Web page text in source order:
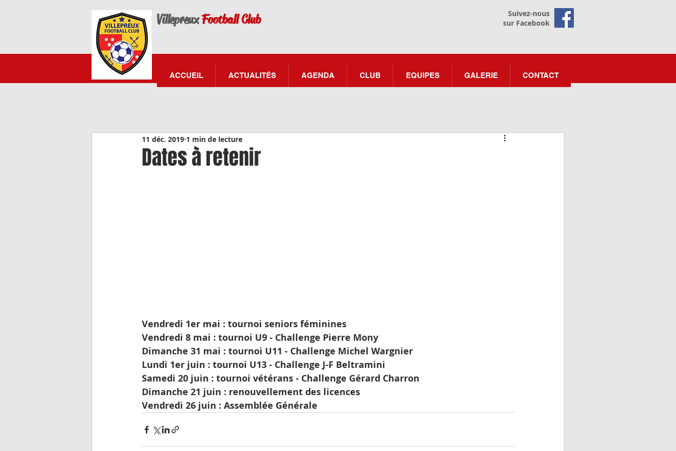
VillepreuxFootball Club
Suivez-nous
sur Facebook
ACCUEIL ACTUALITÉS AGENDA CLUB EQUIPES GALERIE CONTACT
Dates à retenir
11 déc. 2019 1 min de lecture
Vendredi 1er mai : tournoi seniors féminines
Vendredi 8 mai : tournoi U9 - Challenge Pierre Mony
Dimanche 31 mai : tournoi U11 - Challenge Michel Wargnier
Lundi 1er juin : tournoi U13 - Challenge J-F Beltramini
Samedi 20 juin : tournoi vétérans - Challenge Gérard Charron
Dimanche 21 juin : renouvellement des licences
Vendredi 26 juin : Assemblée Générale